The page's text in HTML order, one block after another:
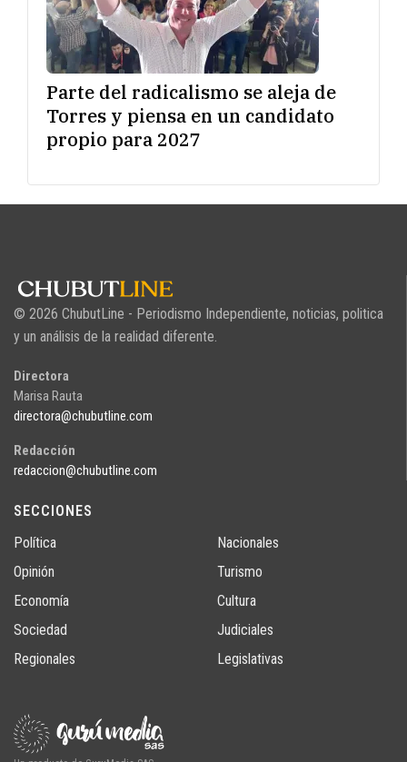
Parte del radicalismo se aleja de
Torres y piensa en un candidato
propio para 2027
© 2026 ChubutLine - Periodismo Independiente, noticias, politica
y un análisis de la realidad diferente.
Directora
Marisa Rauta
directora@chubutline.com
Redacción
redaccion@chubutline.com
SECCIONES
Política
Opinión
Economía
Sociedad
Regionales
Nacionales
Turismo
Cultura
Judiciales
Legislativas